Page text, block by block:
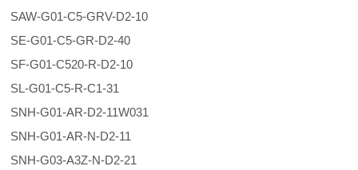
SAW-G01-C5-GRV-D2-10
SE-G01-C5-GR-D2-40
SF-G01-C520-R-D2-10
SL-G01-C5-R-C1-31
SNH-G01-AR-D2-11W031
SNH-G01-AR-N-D2-11
SNH-G03-A3Z-N-D2-21